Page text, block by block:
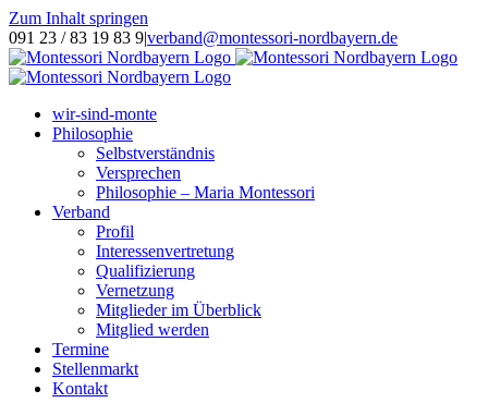
Zum Inhalt springen
091 23 / 83 19 83 9|verband@montessori-nordbayern.de
wir-sind-monte
Philosophie
Selbstverständnis
Versprechen
Philosophie – Maria Montessori
Verband
Profil
Interessenvertretung
Qualifizierung
Vernetzung
Mitglieder im Überblick
Mitglied werden
Termine
Stellenmarkt
Kontakt